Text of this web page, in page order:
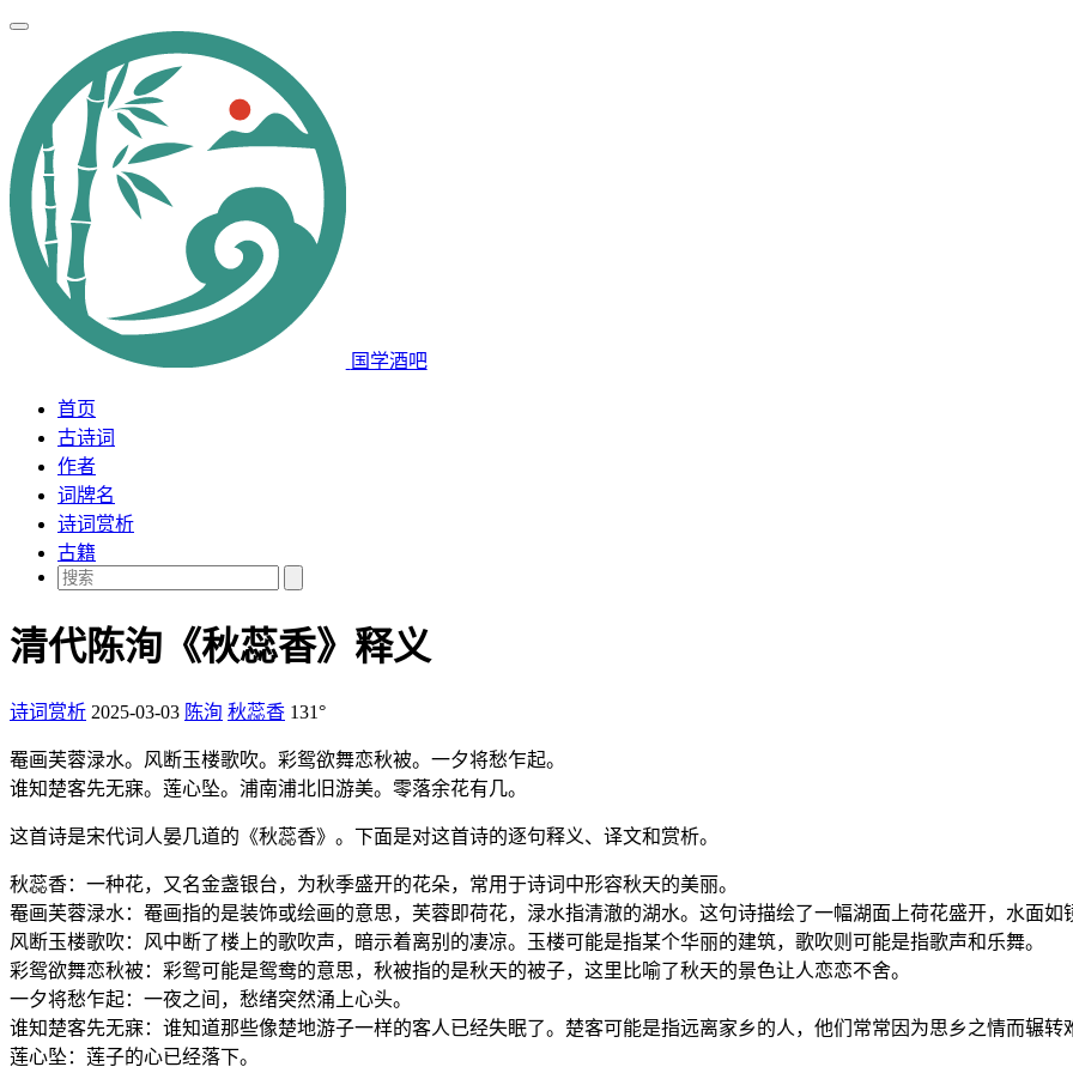
国学酒吧
首页
古诗词
作者
词牌名
诗词赏析
古籍
清代陈洵《秋蕊香》释义
诗词赏析 2025-03-03 陈洵 秋蕊香 131°
罨画芙蓉渌水。风断玉楼歌吹。彩鸳欲舞恋秋被。一夕将愁乍起。
谁知楚客先无寐。莲心坠。浦南浦北旧游美。零落余花有几。
这首诗是宋代词人晏几道的《秋蕊香》。下面是对这首诗的逐句释义、译文和赏析。
秋蕊香：一种花，又名金盏银台，为秋季盛开的花朵，常用于诗词中形容秋天的美丽。
罨画芙蓉渌水：罨画指的是装饰或绘画的意思，芙蓉即荷花，渌水指清澈的湖水。这句诗描绘了一幅湖面上荷花盛开，水面如
风断玉楼歌吹：风中断了楼上的歌吹声，暗示着离别的凄凉。玉楼可能是指某个华丽的建筑，歌吹则可能是指歌声和乐舞。
彩鸳欲舞恋秋被：彩鸳可能是鸳鸯的意思，秋被指的是秋天的被子，这里比喻了秋天的景色让人恋恋不舍。
一夕将愁乍起：一夜之间，愁绪突然涌上心头。
谁知楚客先无寐：谁知道那些像楚地游子一样的客人已经失眠了。楚客可能是指远离家乡的人，他们常常因为思乡之情而辗转
莲心坠：莲子的心已经落下。